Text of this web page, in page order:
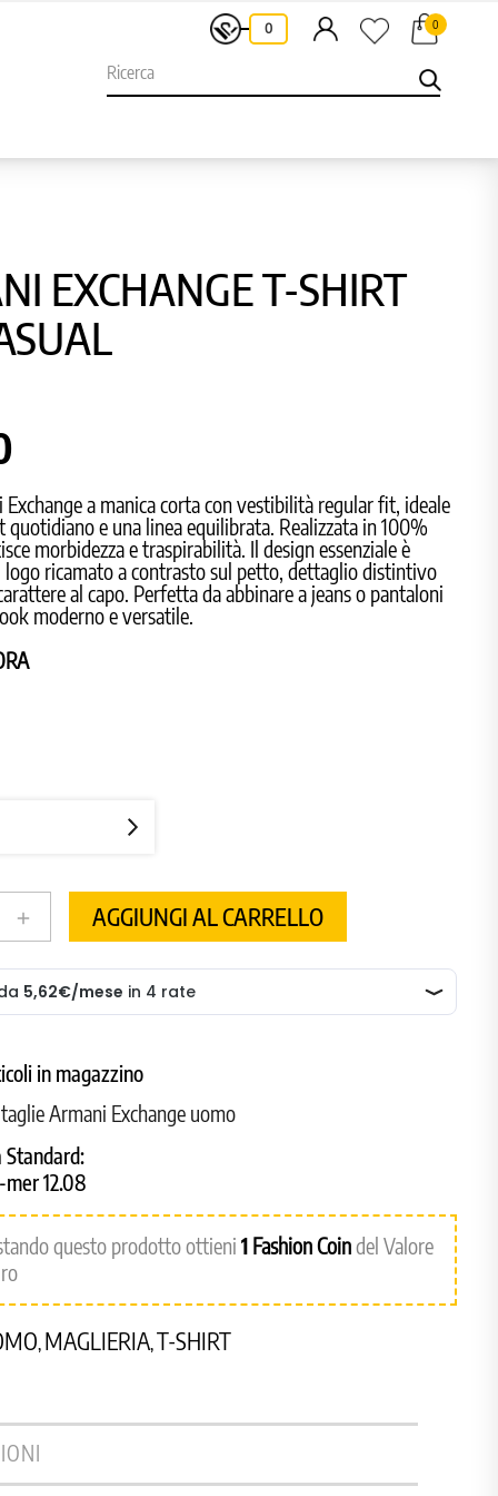
- 0 0
EXCHANGE T-SHIRT
a manica corta con vestibilità regular fit, ideale
e una linea equilibrata. Realizzata in 100%
morbidezza e traspirabilità. Il design essenziale è
logo ricamato a contrasto sul petto, dettaglio distintivo
al capo. Perfetta da abbinare a jeans o pantaloni
moderno e versatile.
add AGGIUNGI AL CARRELLO
in magazzino
Armani Exchange uomo
Standard:
12.08
questo prodotto ottieni1 Fashion Coindel Valore
, MAGLIERIA,T-SHIRT